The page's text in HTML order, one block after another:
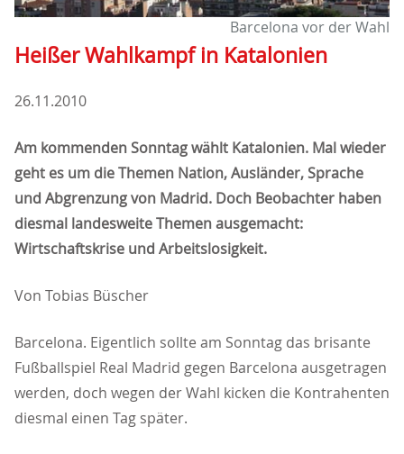
Barcelona vor der Wahl
Heißer Wahlkampf in Katalonien
26.11.2010
Am kommenden Sonntag wählt Katalonien. Mal wieder
geht es um die Themen Nation, Ausländer, Sprache
und Abgrenzung von Madrid. Doch Beobachter haben
diesmal landesweite Themen ausgemacht:
Wirtschaftskrise und Arbeitslosigkeit.
Von Tobias Büscher
Barcelona. Eigentlich sollte am Sonntag das brisante
Fußballspiel Real Madrid gegen Barcelona ausgetragen
werden, doch wegen der Wahl kicken die Kontrahenten
diesmal einen Tag später.